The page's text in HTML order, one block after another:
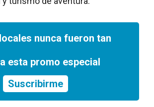
nunca fueron tan
a esta promo especial
Suscribirme